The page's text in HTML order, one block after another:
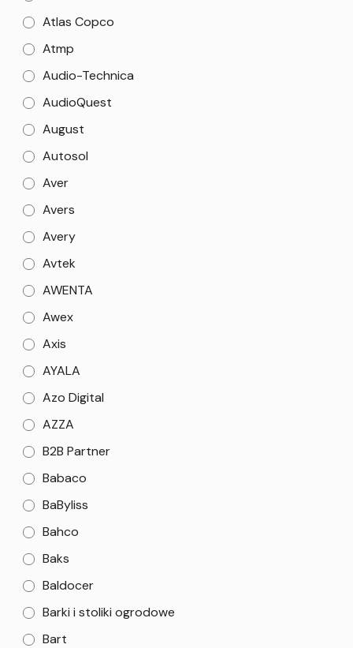
Atlas Copco
Atmp
Audio-Technica
AudioQuest
August
Autosol
Aver
Avers
Avery
Avtek
AWENTA
Awex
Axis
AYALA
Azo Digital
AZZA
B2B Partner
Babaco
BaByliss
Bahco
Baks
Baldocer
Barki i stoliki ogrodowe
Bart